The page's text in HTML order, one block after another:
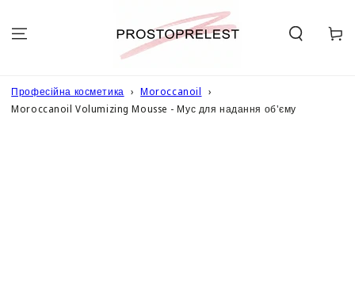
Кошик
Професійна косметика
Moroccanoil
Moroccanoil Volumizing Mousse - Мус для надання об'єму